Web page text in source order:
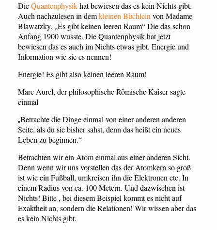
DieQuantenphysikhat bewiesen das es kein Nichts gibt.
Auch nachzulesen in demkleinen Büchleinvon Madame
Blawatzky. „Es gibt keinen leeren Raum“ Die das schon
Anfang 1900 wusste. Die Quantenphysik hat jetzt
bewiesen das es auch im Nichts etwas gibt. Energie und
Information wie sie es nennen!
Energie! Es gibt also keinen leeren Raum!
Marc Aurel, der philosophische Römische Kaiser sagte
einmal
„Betrachte die Dinge einmal von einer anderen anderen
Seite, als du sie bisher sahst, denn das heißt ein neues
Leben zu beginnen.“
Betrachten wir ein Atom einmal aus einer anderen Sicht.
Denn wenn wir uns vorstellen das der Atomkern so groß
ist wie ein Fußball, umkreisen ihn die Elektronen etc. In
einem Radius von ca. 100 Metern. Und dazwischen ist
Nichts! Bitte , bei diesem Beispiel kommt es nicht auf
Exaktheit an, sondern die Relationen! Wir wissen aber das
es kein Nichts gibt.